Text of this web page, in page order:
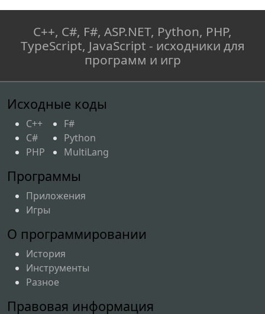
C++, C#, F#, ASP.NET, Python, PHP,
TypeScript, JavaScript - исходники для
программ и игр
Исходные коды
C++
C#
PHP
F#
Python
MultiLang
Программы
Приложения
Игры
О программировании
История
Инструменты
Разное
Правовая информация